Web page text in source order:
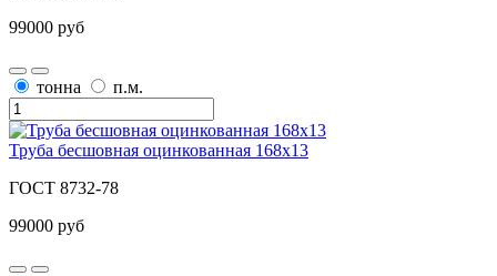
99000 руб
тонна п.м.
Труба бесшовная оцинкованная 168х13
ГОСТ 8732-78
99000 руб